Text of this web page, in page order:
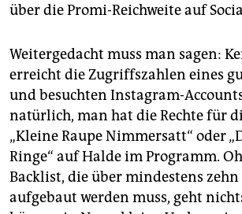
über die Promi-Reichweite auf
Weitergedacht muss man sagen:
erreicht die Zugriffszahlen eines
und besuchten Instagram-
natürlich, man hat die Rechte für
„Kleine Raupe Nimmersatt“ oder
Ringe“ auf Halde im Programm.
Backlist, die über mindestens zehn
aufgebaut werden muss, geht